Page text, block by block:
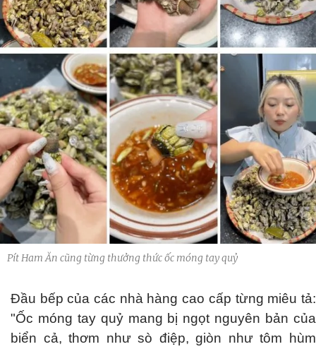
Pít Ham Ăn cũng từng thưởng thức ốc móng tay quỷ
Đầu bếp của các nhà hàng cao cấp từng miêu tả:
"Ốc móng tay quỷ mang bị ngọt nguyên bản của
biển cả, thơm như sò điệp, giòn như tôm hùm